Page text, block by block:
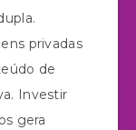
privadas
de
Investir
gera